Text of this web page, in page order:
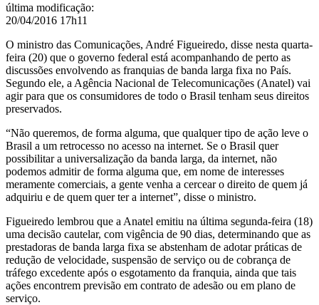
última modificação:
20/04/2016 17h11
O ministro das Comunicações, André Figueiredo, disse nesta quarta-
feira (20) que o governo federal está acompanhando de perto as
discussões envolvendo as franquias de banda larga fixa no País.
Segundo ele, a Agência Nacional de Telecomunicações (Anatel) vai
agir para que os consumidores de todo o Brasil tenham seus direitos
preservados.
“Não queremos, de forma alguma, que qualquer tipo de ação leve o
Brasil a um retrocesso no acesso na internet. Se o Brasil quer
possibilitar a universalização da banda larga, da internet, não
podemos admitir de forma alguma que, em nome de interesses
meramente comerciais, a gente venha a cercear o direito de quem já
adquiriu e de quem quer ter a internet”, disse o ministro.
Figueiredo lembrou que a Anatel emitiu na última segunda-feira (18)
uma decisão cautelar, com vigência de 90 dias, determinando que as
prestadoras de banda larga fixa se abstenham de adotar práticas de
redução de velocidade, suspensão de serviço ou de cobrança de
tráfego excedente após o esgotamento da franquia, ainda que tais
ações encontrem previsão em contrato de adesão ou em plano de
serviço.